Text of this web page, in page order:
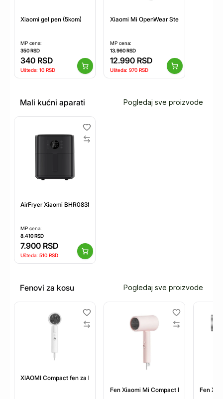
Xiaomi gel pen (5kom)
MP cena:
350RSD
340 RSD
Ušteda: 10 RSD
Xiaomi Mi OpenWear Stereo Cosmic
MP cena:
13.960RSD
12.990 RSD
Ušteda: 970 RSD
Mali kućni aparati Pogledaj sve proizvode
AirFryer Xiaomi BHR083NEU bezuljna/zapremina 6.5L/crna
MP cena:
8.410RSD
7.900 RSD
Ušteda: 510 RSD
Fenovi za kosu Pogledaj sve proizvode
XIAOMI Compact fen za kosu H101 beli (BHR7475EU)
Fen Xiaomi Mi Compact Dryer H101 pink
Fen